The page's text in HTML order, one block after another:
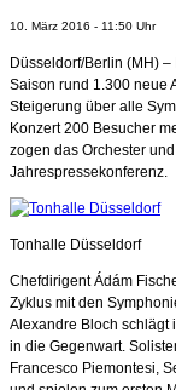
10. März 2016 - 11:50 Uhr
Düsseldorf/Berlin (MH)
Saison rund 1.300 neue
Steigerung über alle
Konzert 200 Besucher
zogen das Orchester
Jahrespressekonferenz.
Tonhalle Düsseldorf
Chefdirigent Ádám
Zyklus mit den
Alexandre Bloch schlägt
in die Gegenwart.
Francesco Piemontesi,